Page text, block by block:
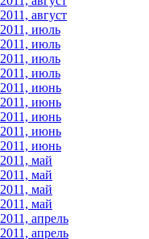
август
июль
июль
июль
июль
июнь
июнь
июнь
июнь
июнь
май
май
май
май
апрель
апрель